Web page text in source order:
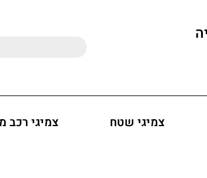
צמיגי שטח צמיגי רכב